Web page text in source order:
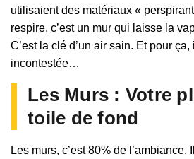
utilisaient des matériaux «
respire, c’est un mur qui laisse la
C’est la clé d’un air sain. Et pour
incontestée…
Les Murs : Votre
toile de fond
Les murs, c’est 80% de l’ambiance.